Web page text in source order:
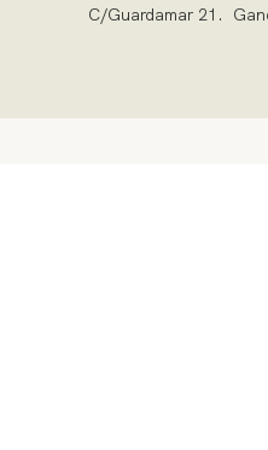
C/Guardamar 21.